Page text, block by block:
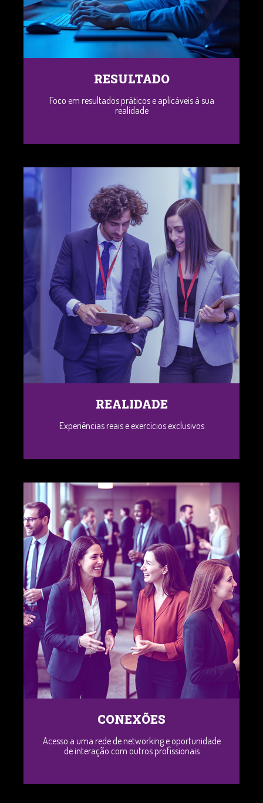
RESULTADO
Foco em resultados práticos e aplicáveis à sua
realidade
REALIDADE
Experiências reais e exercícios exclusivos
CONEXÕES
Acesso a uma rede de networking e oportunidade
de interação com outros profissionais